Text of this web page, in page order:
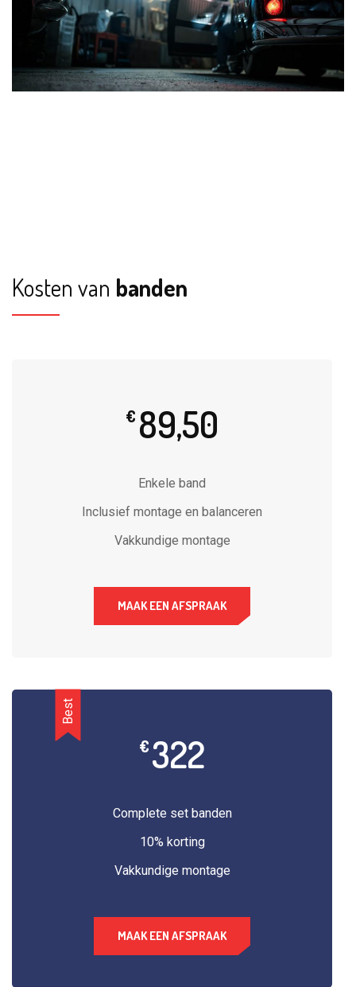
Kosten van banden
€ 89,50
Enkele band
Inclusief montage en balanceren
Vakkundige montage
MAAK EEN AFSPRAAK
Best
€322
Complete set banden
10% korting
Vakkundige montage
MAAK EEN AFSPRAAK